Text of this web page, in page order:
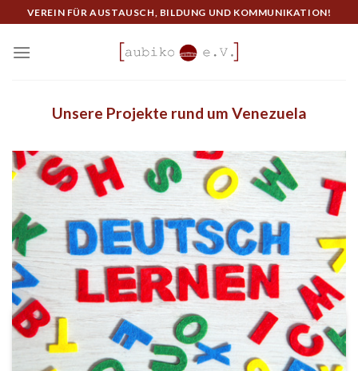
to
content
VEREIN FÜR AUSTAUSCH, BILDUNG UND KOMMUNIKATION!
Unsere Projekte rund um Venezuela